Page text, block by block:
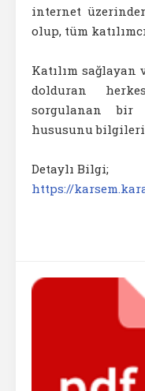
internet
olup, tüm
Katılım
dolduran
sorgulanan bir
hususunu
Detaylı Bilgi;
https://